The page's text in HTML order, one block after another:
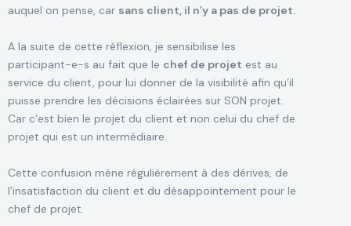
auquel on pense, car sans client, il n’y a pas de projet.
A la suite de cette réflexion, je sensibilise les
participant-e-s au fait que le chef de projet est au
service du client, pour lui donner de la visibilité afin qu’il
puisse prendre les décisions éclairées sur SON projet.
Car c’est bien le projet du client et non celui du chef de
projet qui est un intermédiaire.
Cette confusion mène régulièrement à des dérives, de
l’insatisfaction du client et du désappointement pour le
chef de projet.